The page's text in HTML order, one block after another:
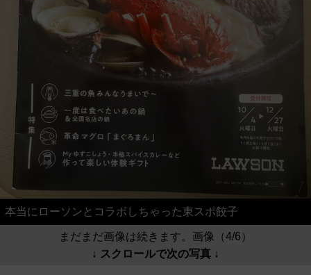
本当にローソンとコラボしちゃった東スポ餃子
まだまだ画像は続きます。画像（4/6）
↓ スクロールで次の写真 ↓